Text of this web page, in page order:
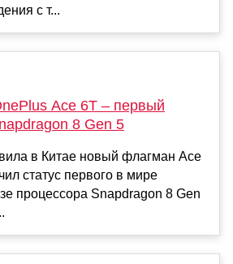
с т...
Ace 6T – первый
8 Gen 5
в Китае новый флагман Ace
статус первого в мире
процессора Snapdragon 8 Gen